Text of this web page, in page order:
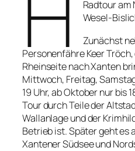
Radtour am
Wesel-
Zunächst
Personenfähre Keer
Rheinseite nach Xanten
Mittwoch, Freitag,
19 Uhr, ab Oktober nur bis
Tour durch Teile der
Wallanlage und der
Betrieb ist. Später geht es
Xantener Südsee und